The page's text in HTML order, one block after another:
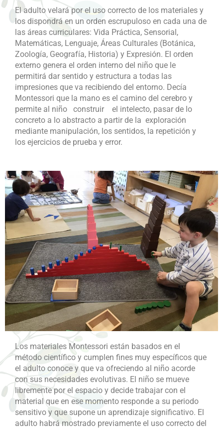
El adulto velará por el uso correcto de los materiales y
los dispondrá en un orden escrupuloso en cada una de
las áreas curriculares: Vida Práctica, Sensorial,
Matemáticas, Lenguaje, Áreas Culturales (Botánica,
Zoología, Geografía, Historia) y Expresión. El orden
externo genera el orden interno del niño que le
permitirá dar sentido y estructura a todas las
impresiones que va recibiendo del entorno. Decía
Montessori que la mano es el camino del cerebro y
permite al niño construir el intelecto, pasar de lo
concreto a lo abstracto a partir de la exploración
mediante manipulación, los sentidos, la repetición y
los ejercicios de prueba y error.
Los materiales Montessori están basados en el
método científico y cumplen fines muy específicos que
el adulto conoce y que va ofreciendo al niño acorde
con sus necesidades evolutivas. El niño se mueve
libremente por el espacio y decide trabajar con el
material que en ese momento responde a su periodo
sensitivo y que supone un aprendizaje significativo. El
adulto habrá mostrado previamente el uso correcto del